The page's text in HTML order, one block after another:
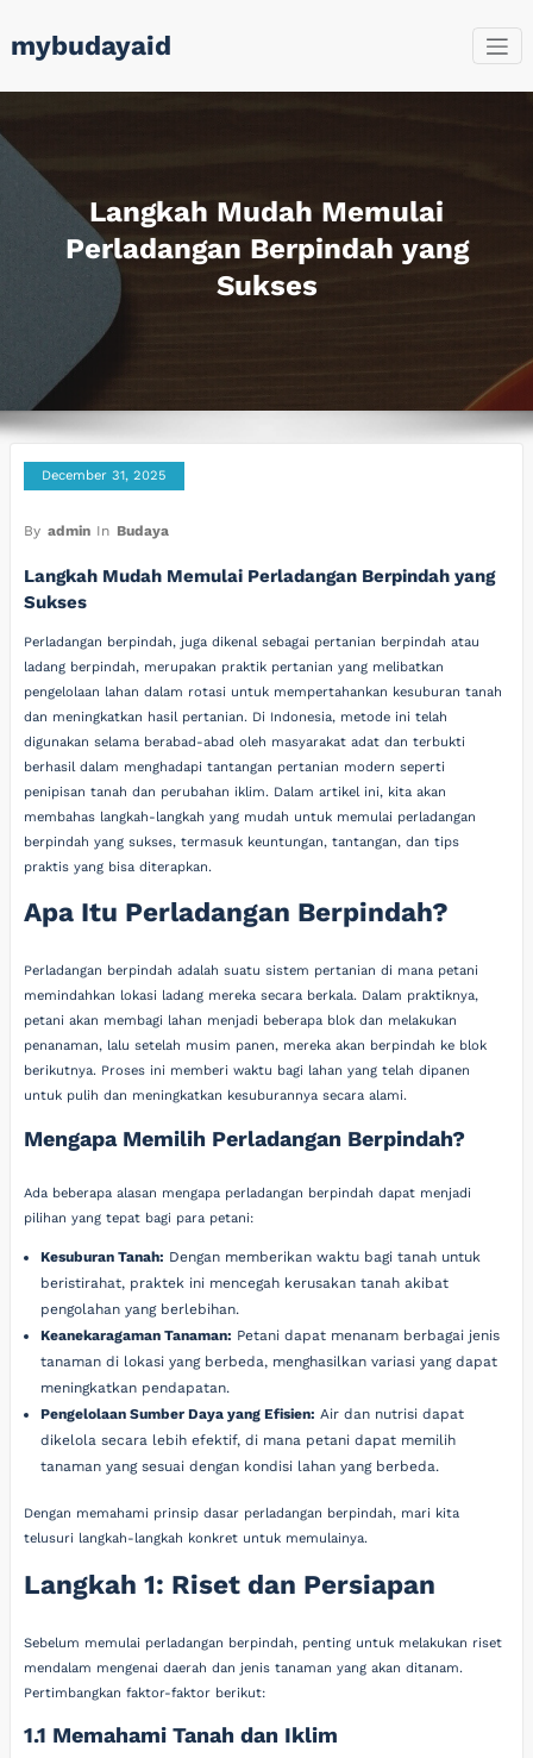
to
content
mybudayaid
Langkah Mudah Memulai
Perladangan Berpindah yang
Sukses
December 31, 2025
By admin In Budaya
Langkah Mudah Memulai Perladangan Berpindah yang
Sukses
Perladangan berpindah, juga dikenal sebagai pertanian berpindah atau
ladang berpindah, merupakan praktik pertanian yang melibatkan
pengelolaan lahan dalam rotasi untuk mempertahankan kesuburan tanah
dan meningkatkan hasil pertanian. Di Indonesia, metode ini telah
digunakan selama berabad-abad oleh masyarakat adat dan terbukti
berhasil dalam menghadapi tantangan pertanian modern seperti
penipisan tanah dan perubahan iklim. Dalam artikel ini, kita akan
membahas langkah-langkah yang mudah untuk memulai perladangan
berpindah yang sukses, termasuk keuntungan, tantangan, dan tips
praktis yang bisa diterapkan.
Apa Itu Perladangan Berpindah?
Perladangan berpindah adalah suatu sistem pertanian di mana petani
memindahkan lokasi ladang mereka secara berkala. Dalam praktiknya,
petani akan membagi lahan menjadi beberapa blok dan melakukan
penanaman, lalu setelah musim panen, mereka akan berpindah ke blok
berikutnya. Proses ini memberi waktu bagi lahan yang telah dipanen
untuk pulih dan meningkatkan kesuburannya secara alami.
Mengapa Memilih Perladangan Berpindah?
Ada beberapa alasan mengapa perladangan berpindah dapat menjadi
pilihan yang tepat bagi para petani:
Kesuburan Tanah: Dengan memberikan waktu bagi tanah untuk
beristirahat, praktek ini mencegah kerusakan tanah akibat
pengolahan yang berlebihan.
Keanekaragaman Tanaman: Petani dapat menanam berbagai jenis
tanaman di lokasi yang berbeda, menghasilkan variasi yang dapat
meningkatkan pendapatan.
Pengelolaan Sumber Daya yang Efisien: Air dan nutrisi dapat
dikelola secara lebih efektif, di mana petani dapat memilih
tanaman yang sesuai dengan kondisi lahan yang berbeda.
Dengan memahami prinsip dasar perladangan berpindah, mari kita
telusuri langkah-langkah konkret untuk memulainya.
Langkah 1: Riset dan Persiapan
Sebelum memulai perladangan berpindah, penting untuk melakukan riset
mendalam mengenai daerah dan jenis tanaman yang akan ditanam.
Pertimbangkan faktor-faktor berikut:
1.1 Memahami Tanah dan Iklim